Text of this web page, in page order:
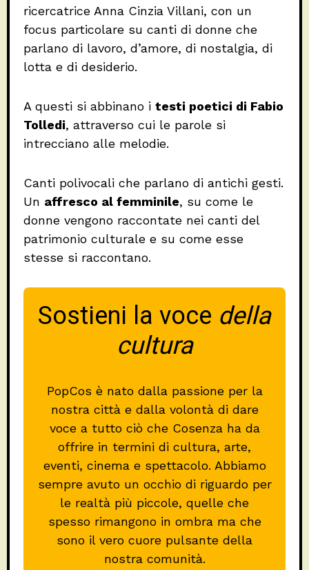
ricercatrice Anna Cinzia Villani, con un
focus particolare su canti di donne che
parlano di lavoro, d’amore, di nostalgia, di
lotta e di desiderio.
A questi si abbinano i testi poetici di Fabio
Tolledi, attraverso cui le parole si
intrecciano alle melodie.
Canti polivocali che parlano di antichi gesti.
Un affresco al femminile, su come le
donne vengono raccontate nei canti del
patrimonio culturale e su come esse
stesse si raccontano.
Sostieni la voce della
cultura
PopCos è nato dalla passione per la
nostra città e dalla volontà di dare
voce a tutto ciò che Cosenza ha da
offrire in termini di cultura, arte,
eventi, cinema e spettacolo. Abbiamo
sempre avuto un occhio di riguardo per
le realtà più piccole, quelle che
spesso rimangono in ombra ma che
sono il vero cuore pulsante della
nostra comunità.